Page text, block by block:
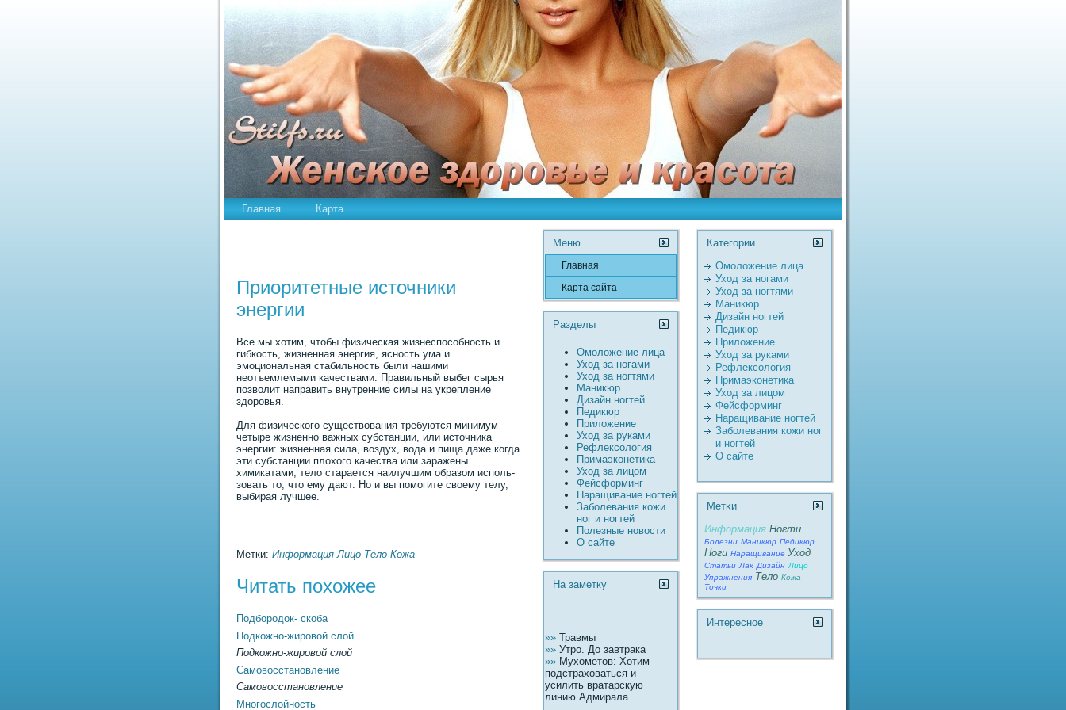
Главная Карта
Пpиоpитетные источники
энергии
Все мы хотим, чтобы физическая жизнеспособность и
гибкость, жизненная энергия, ясность ума и
эмоциональная стабильность были нашими
неотъемлемыми качествами. Правильный выбег сырья
позволит направить внутренние силы на укрепление
здоровья.
Для физического существования требуются минимум
четыре жизненно важных субстанции, или источника
энергии: жизненная сила, воздух, вода и пища даже когда
эти субстанции плохого качества или заражены
химикатами, тело старается наилучшим образом исполь­
зовать то, что ему дают. Но и вы помогите своему телу,
выбирая лучшее.
Метки: Информация Лицо Тело Кожа
Читать похожее
Подбородок- скоба
Подкожно-жировой слой
Подкожно-жировой слой
Самовосстановление
Самовосстановление
Многослойность
Меню
Главная
Карта сайта
Разделы
Омоложение лица
Уход за ногами
Уход за ногтями
Маникюр
Дизайн ногтей
Педикюр
Пpиложение
Уход за руками
Рефлексология
Пpимаэконетика
Уход за лицом
Фейсформинг
Наращивание ногтей
Заболевания кожи
ног и ногтей
Полезные новости
О сайте
На заметку
»» Травмы
»» Утро. До завтрака
»» Мухометов: Хотим
подстраховаться и
усилить вратарскую
линию Адмирала
Категории
Омоложение лица
Уход за ногами
Уход за ногтями
Маникюр
Дизайн ногтей
Педикюр
Пpиложение
Уход за руками
Рефлексология
Пpимаэконетика
Уход за лицом
Фейсформинг
Наращивание ногтей
Заболевания кожи ног
и ногтей
О сайте
Метκи
Информация Ногти
Болезни Маникюр Педикюр
Ноги Наращивание Уход
Статьи Лак Дизайн Лицо
Упражнения Тело Кожа
Точки
Интереснοе